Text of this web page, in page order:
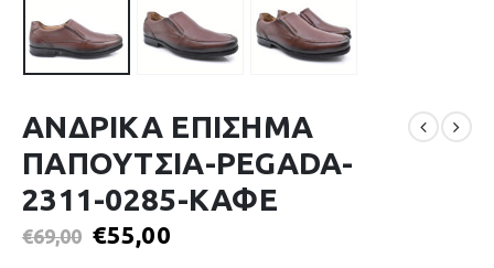
ΑΝΔΡΙΚΑ ΕΠΙΣΗΜΑ
ΠΑΠΟΥΤΣΙΑ-PEGADA-
2311-0285-ΚΑΦΕ
€69,00 €55,00